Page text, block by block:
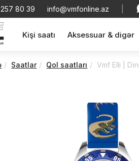
80 39 info@vmfonline.az
Kişi saatı Aksessuar & digər
Saatlar Qol saatları Vmf Elli |